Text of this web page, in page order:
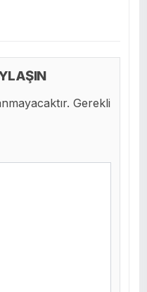
Gerekli